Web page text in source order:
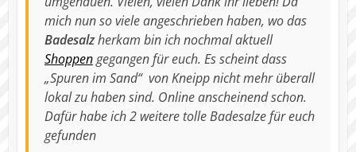
mich nun so viele angeschrieben haben, wo das
Badesalzherkam bin ich nochmal aktuell
Shoppengegangen für euch. Es scheint dass
„Spuren im Sand“ von Kneipp nicht mehr überall
lokal zu haben sind. Online anscheinend schon.
Dafür habe ich 2 weitere tolle Badesalze für euch
gefunden